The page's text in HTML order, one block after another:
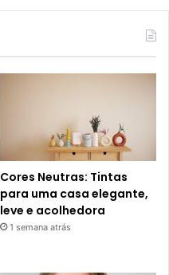
Cores Neutras: Tintas
para uma casa elegante,
leve e acolhedora
1 semana atrás